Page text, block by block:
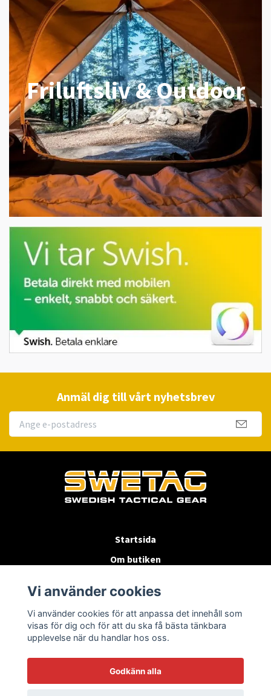
Friluftsliv & Outdoor
Anmäl dig till vårt nyhetsbrev
Startsida
Om butiken
Byten & Returer
Kontakta oss
Vi använder cookies
Vi använder cookies för att anpassa det innehåll som
visas för dig och för att du ska få bästa tänkbara
upplevelse när du handlar hos oss.
Godkänn alla